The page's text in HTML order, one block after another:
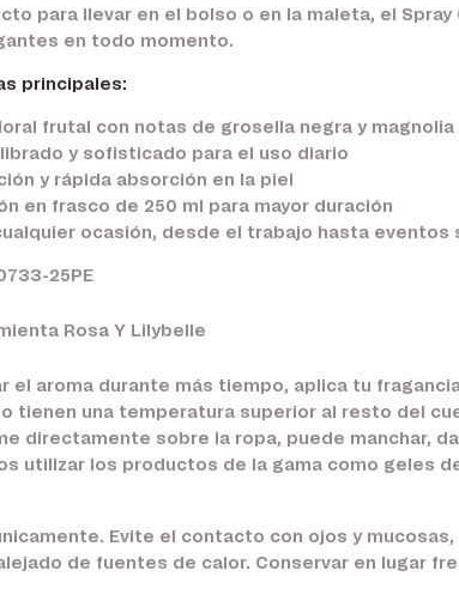
para llevar en el bolso o en la maleta, el
en todo momento.
principales:
frutal con notas de grosella negra y magnolia
y sofisticado para el uso diario
y rápida absorción en la piel
en frasco de 250 ml para mayor duración
ocasión, desde el trabajo hasta eventos
25PE
Rosa Y Lilybelle
el aroma durante más tiempo, aplica tu
tienen una temperatura superior al resto del
directamente sobre la ropa, puede manchar,
utilizar los productos de la gama como geles
Evite el contacto con ojos y
de fuentes de calor. Conservar en lugar